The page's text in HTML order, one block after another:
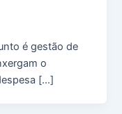
é gestão de
o
[…]